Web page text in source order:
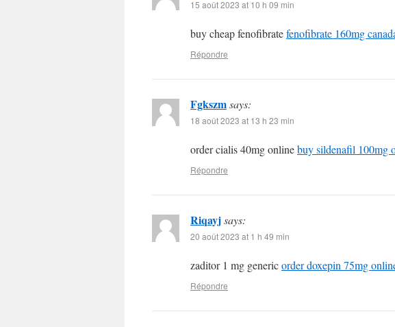
15 août 2023 at 10 h 09 min
buy cheap fenofibratefenofibrate 160mg
Répondre
Fgkszmsays:
18 août 2023 at 13 h 23 min
order cialis 40mg onlinebuy sildenafil 100mg
Répondre
Riqayjsays:
20 août 2023 at 1 h 49 min
zaditor 1 mg genericorder doxepin 75mg
Répondre